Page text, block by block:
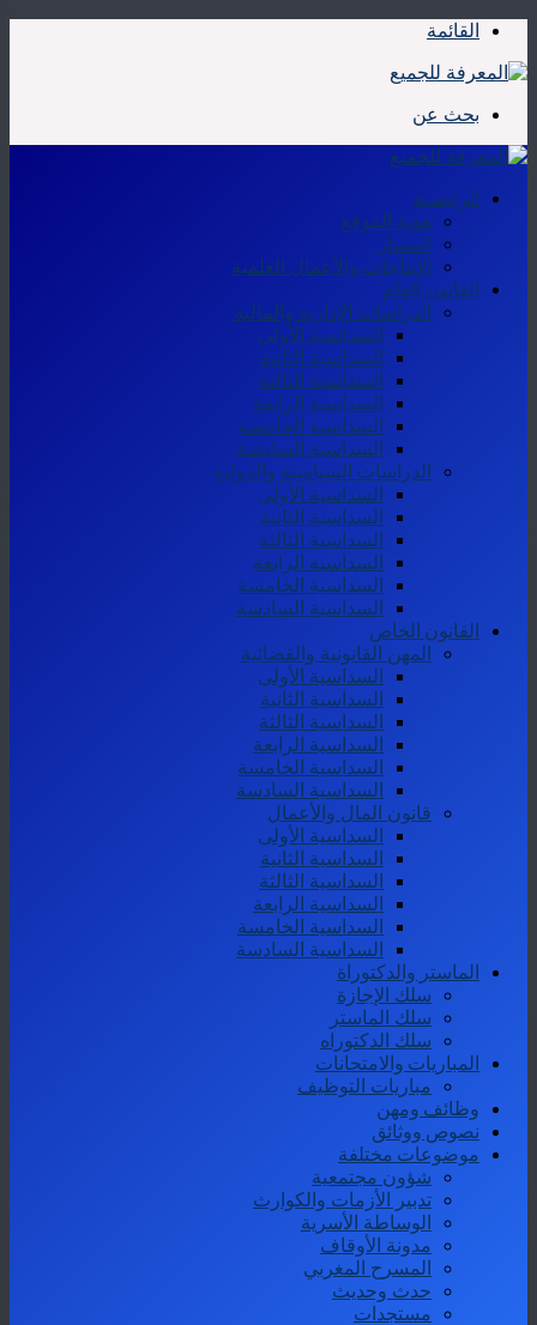
القائمة
بحث عن
الرئيسية
هوية الموقع
المسار
الإنتاجات والأعمال العلمية
القانون العام
الدراسات الإدارية والمالية
السداسية الأولى
السداسية الثانية
السداسية الثالثة
السداسية الرابعة
السداسية الخامسة
السداسية السادسة
الدراسات السياسية والدولية
السداسية الأولى
السداسية الثانية
السداسية الثالثة
السداسية الرابعة
السداسية الخامسة
السداسية السادسة
القانون الخاص
المهن القانونية والقضائية
السداسية الأولى
السداسية الثانية
السداسية الثالثة
السداسية الرابعة
السداسية الخامسة
السداسية السادسة
قانون المال والأعمال
السداسية الأولى
السداسية الثانية
السداسية الثالثة
السداسية الرابعة
السداسية الخامسة
السداسية السادسة
الماستر والدكتوراة
سلك الإجازة
سلك الماستر
سلك الدكتوراه
المباريات والامتحانات
مباريات التوظيف
وظائف ومهن
نصوص ووثائق
موضوعات مختلفة
شؤون مجتمعية
تدبير الأزمات والكوارث
الوساطة الأسرية
مدونة الأوقاف
المسرح المغربي
حدث وحديث
مستجدات